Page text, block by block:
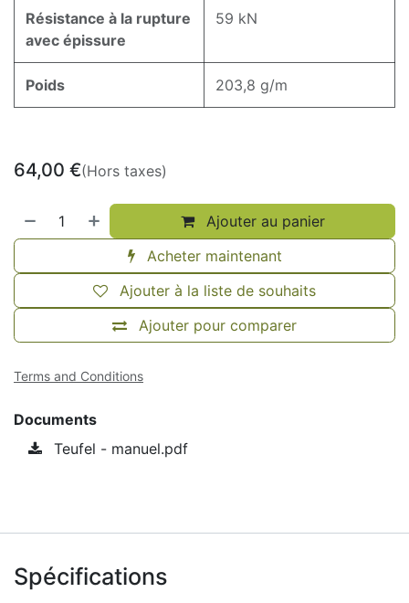
Résistance à la rupture
avec épissure
59 kN
Poids 203,8 g/m
64,00 €(Hors taxes)
Ajouter au panier
Acheter maintenant
Ajouter pour comparer
Ajouter à la liste de souhaits
Terms and Conditions
Documents
Teufel - manuel.pdf
Spécifications